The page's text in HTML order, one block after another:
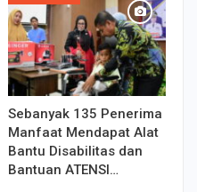
Sebanyak 135 Penerima
Manfaat Mendapat Alat
Bantu Disabilitas dan
Bantuan ATENSI…